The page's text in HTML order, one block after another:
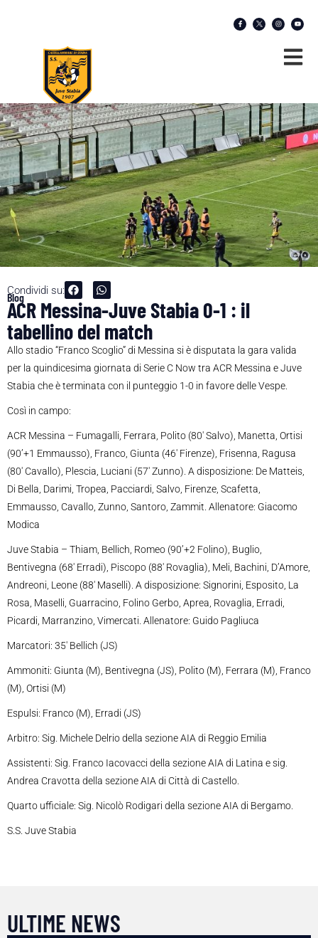
Condividi su:
Blog
ACR Messina-Juve Stabia 0-1 : il
tabellino del match
Allo stadio “Franco Scoglio” di Messina si è disputata la gara valida
per la quindicesima giornata di Serie C Now tra ACR Messina e Juve
Stabia che è terminata con il punteggio 1-0 in favore delle Vespe.
Così in campo:
ACR Messina – Fumagalli, Ferrara, Polito (80′ Salvo), Manetta, Ortisi
(90’+1 Emmausso), Franco, Giunta (46′ Firenze), Frisenna, Ragusa
(80′ Cavallo), Plescia, Luciani (57′ Zunno). A disposizione: De Matteis,
Di Bella, Darimi, Tropea, Pacciardi, Salvo, Firenze, Scafetta,
Emmausso, Cavallo, Zunno, Santoro, Zammit. Allenatore: Giacomo
Modica
Juve Stabia – Thiam, Bellich, Romeo (90’+2 Folino), Buglio,
Bentivegna (68′ Erradi), Piscopo (88′ Rovaglia), Meli, Bachini, D’Amore,
Andreoni, Leone (88′ Maselli). A disposizione: Signorini, Esposito, La
Rosa, Maselli, Guarracino, Folino Gerbo, Aprea, Rovaglia, Erradi,
Picardi, Marranzino, Vimercati. Allenatore: Guido Pagliuca
Marcatori: 35′ Bellich (JS)
Ammoniti: Giunta (M), Bentivegna (JS), Polito (M), Ferrara (M), Franco
(M), Ortisi (M)
Espulsi: Franco (M), Erradi (JS)
Arbitro: Sig. Michele Delrio della sezione AIA di Reggio Emilia
Assistenti: Sig. Franco Iacovacci della sezione AIA di Latina e sig.
Andrea Cravotta della sezione AIA di Città di Castello.
Quarto ufficiale: Sig. Nicolò Rodigari della sezione AIA di Bergamo.
S.S. Juve Stabia
ULTIME NEWS